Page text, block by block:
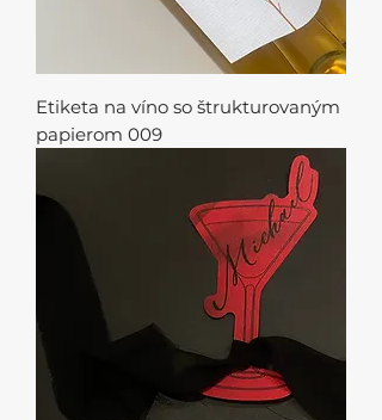
Etiketa na víno so štrukturovaným
papierom 009